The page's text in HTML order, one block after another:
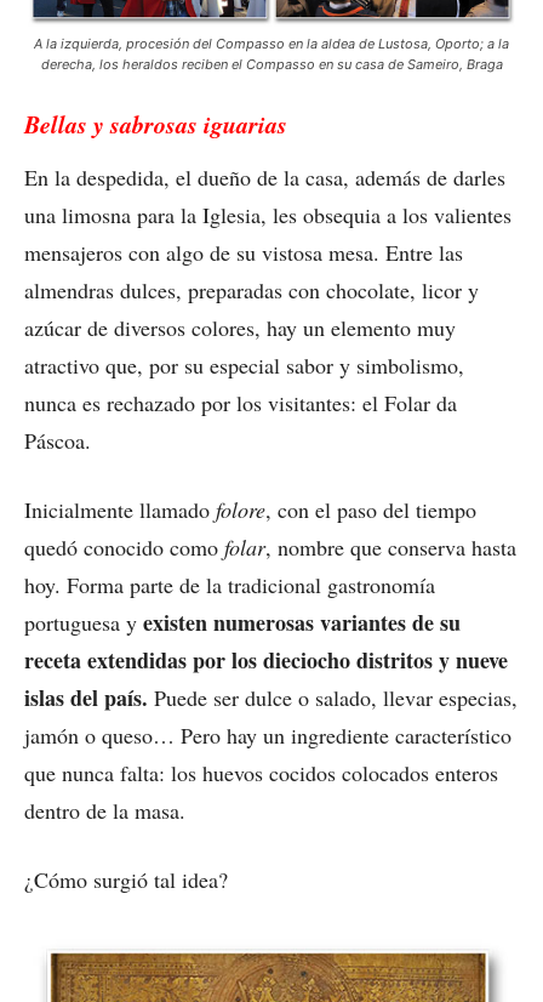
A la izquierda, procesión del Compasso en la aldea de Lustosa, Oporto; a la
derecha, los heraldos reciben el Compasso en su casa de Sameiro, Braga
Bellas y sabrosas iguarias
En la despedida, el dueño de la casa, además de darles
una limosna para la Iglesia, les obsequia a los valientes
mensajeros con algo de su vistosa mesa. Entre las
almendras dulces, preparadas con chocolate, licor y
azúcar de diversos colores, hay un elemento muy
atractivo que, por su especial sabor y simbolismo,
nunca es rechazado por los visitantes: el Folar da
Páscoa.
Inicialmente llamado folore, con el paso del tiempo
quedó conocido como folar, nombre que conserva hasta
hoy. Forma parte de la tradicional gastronomía
portuguesa y existen numerosas variantes de su
receta extendidas por los dieciocho distritos y nueve
islas del país. Puede ser dulce o salado, llevar especias,
jamón o queso… Pero hay un ingrediente característico
que nunca falta: los huevos cocidos colocados enteros
dentro de la masa.
¿Cómo surgió tal idea?